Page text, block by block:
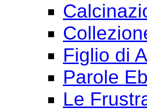
Figlio di
Parole
Le